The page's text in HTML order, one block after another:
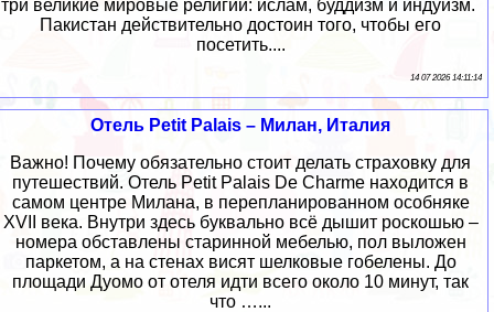
три великие мировые религии: ислам, буддизм и индуизм.
Пакистан действительно достоин того, чтобы его
посетить....
14 07 2026 14:11:14
Отель Petit Palais – Милан, Италия
Важно! Почему обязательно стоит делать страховку для
путешествий. Отель Petit Palais De Charme находится в
самом центре Милана, в перепланированном особняке
XVII века. Внутри здесь буквально всё дышит роскошью –
номера обставлены старинной мебелью, пол выложен
паркетом, а на стенах висят шелковые гобелены. До
площади Дуомо от отеля идти всего около 10 минут, так
что …...